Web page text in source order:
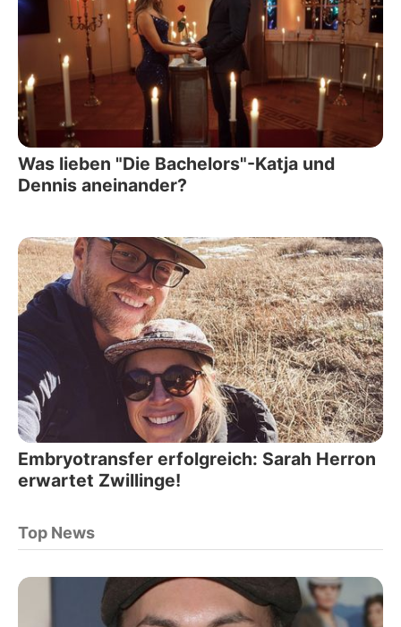
Was lieben "Die Bachelors"-Katja und
Dennis aneinander?
Embryotransfer erfolgreich: Sarah Herron
erwartet Zwillinge!
Top News